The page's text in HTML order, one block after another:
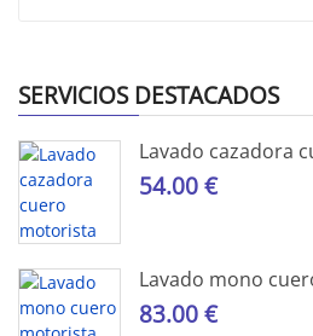
SERVICIOS DESTACADOS
Lavado cazadora
54.00 €
Lavado mono
83.00 €